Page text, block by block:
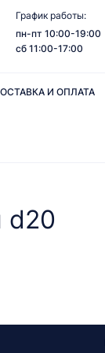
График работы:
пн-пт 10:00-19:00
сб 11:00-17:00
И ОПЛАТА
d20